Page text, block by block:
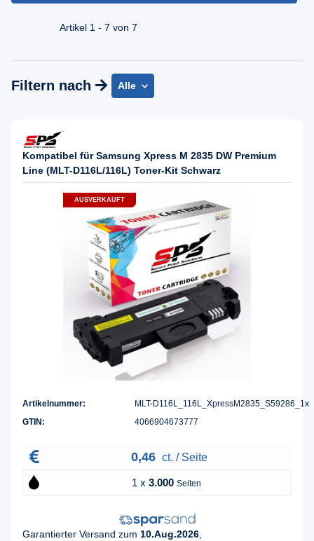
Mo - Fr. 08.00 - 16:30 Uhr
Artikel 1 - 7 von 7
Filtern nach Alle
Kompatibel für Samsung Xpress M 2835 DW Premium
Line (MLT-D116L/116L) Toner-Kit Schwarz
AUSVERKAUFT
Artikelnummer:
MLT-D116L_116L_XpressM2835_S59286_1x
GTIN:
4066904673777
0,46 ct. / Seite
1 x 3.000 Seiten
Garantierter Versand zum 10.Aug.2026